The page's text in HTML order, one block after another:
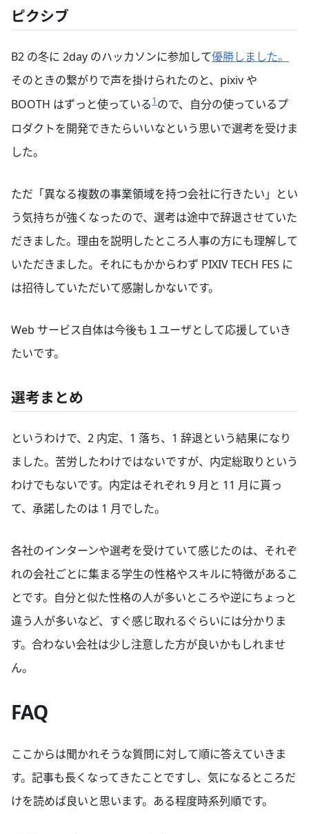
ピクシブ
B2 の冬に 2day のハッカソンに参加して優勝しました。
そのときの繋がりで声を掛けられたのと、pixiv や
BOOTH はずっと使っている1 ので、自分の使っているプ
ロダクトを開発できたらいいなという思いで選考を受けま
した。
ただ「異なる複数の事業領域を持つ会社に行きたい」とい
う気持ちが強くなったので、選考は途中で辞退させていた
だきました。理由を説明したところ人事の方にも理解して
いただきました。それにもかからわず PIXIV TECH FES に
は招待していただいて感謝しかないです。
Web サービス自体は今後も１ユーザとして応援していき
たいです。
選考まとめ
というわけで、2 内定、1 落ち、1 辞退という結果になり
ました。苦労したわけではないですが、内定総取りという
わけでもないです。内定はそれぞれ 9 月と 11 月に貰っ
て、承諾したのは 1 月でした。
各社のインターンや選考を受けていて感じたのは、それぞ
れの会社ごとに集まる学生の性格やスキルに特徴があるこ
とです。自分と似た性格の人が多いところや逆にちょっと
違う人が多いなど、すぐ感じ取れるぐらいには分かりま
す。合わない会社は少し注意した方が良いかもしれませ
ん。
FAQ
ここからは聞かれそうな質問に対して順に答えていきま
す。記事も長くなってきたことですし、気になるところだ
けを読めば良いと思います。ある程度時系列順です。